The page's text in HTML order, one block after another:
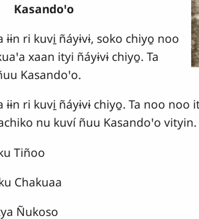
Kasandoꞌo
ri kuvi̱ ñáyɨvɨ, soko chiyo̱ noo
xaan ityi ñáyɨvɨ chiyo̱. Ta
Kasandoꞌo.
ɨɨn ri kuvi̱ ñáyɨvɨ chiyo̱. Ta noo
nu kuví ñuu Kasandoꞌo
Tiñoo
Chakuaa
Ñukoso